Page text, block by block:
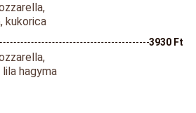
kukorica
3930 Ft
hagyma